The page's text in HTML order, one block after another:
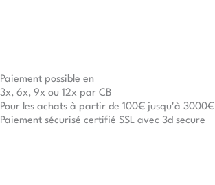
Paiement possible en
3x, 6x, 9x ou 12x par CB
Pour les achats à partir de 100€ jusqu'à 3000€
Paiement sécurisé certifié SSL avec 3d secure